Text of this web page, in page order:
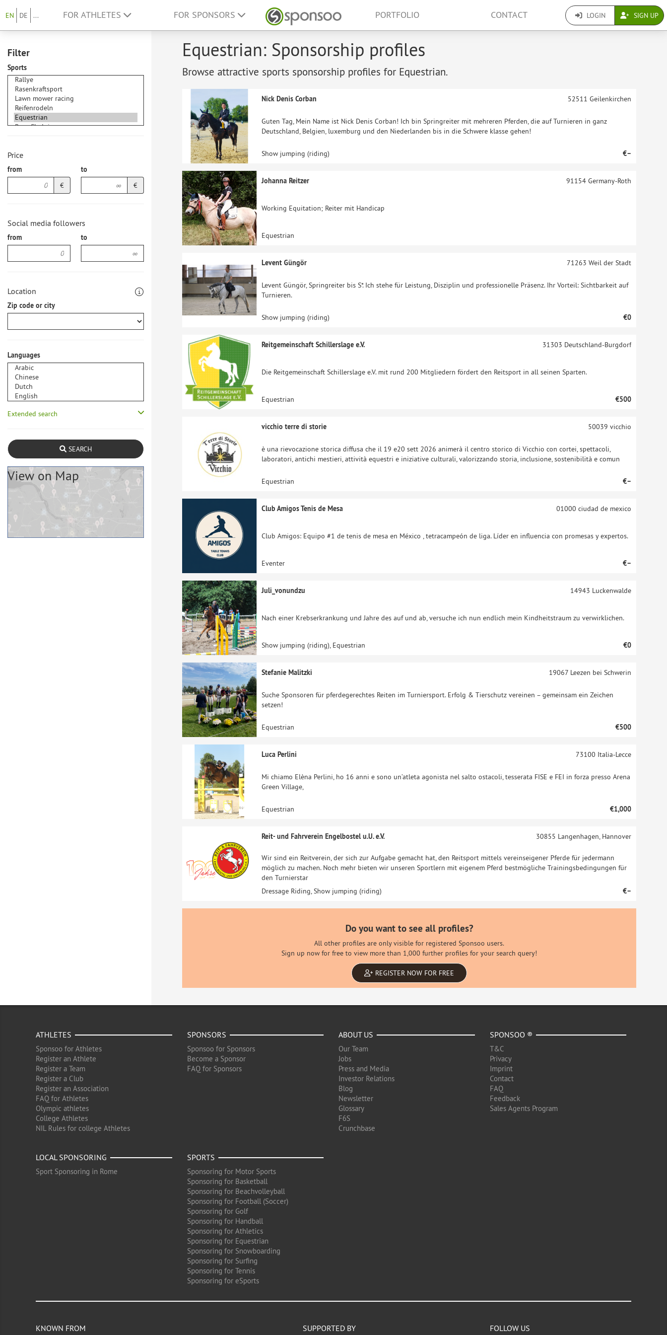
EN DE ... FOR ATHLETES FOR SPONSORS PORTFOLIO CONTACT LOGIN SIGN UP
Filter
Sports
Price
from
€
to
€
Social media followers
from to
Location
Zip code or city
Languages
Extended search
SEARCH
View on Map
Equestrian: Sponsorship profiles
Browse attractive sports sponsorship profiles for Equestrian.
Nick Denis Corban
Guten Tag, Mein Name ist Nick Denis Corban! Ich bin Springreiter mit mehreren Pferden, die auf Turnieren in ganz
Deutschland, Belgien, luxemburg und den Niederlanden bis in die Schwere klasse gehen!
52511 Geilenkirchen
Show jumping (riding) €–
Johanna Reitzer
Working Equitation; Reiter mit Handicap
91154Germany-Roth
Equestrian
Levent Güngör
Levent Güngör, Springreiter bis S*. Ich stehe für Leistung, Disziplin und professionelle Präsenz. Ihr Vorteil: Sichtbarkeit auf
Turnieren.
71263 Weil der Stadt
Show jumping (riding) €0
Reitgemeinschaft Schillerslage e.V.
Die Reitgemeinschaft Schillerslage e.V. mit rund 200 Mitgliedern fördert den Reitsport in all seinen Sparten.
31303 Deutschland-Burgdorf
Equestrian €500
vicchio terre di storie
è una rievocazione storica diffusa che il 19 e20 sett 2026 animerà il centro storico di Vicchio con cortei, spettacoli,
laboratori, antichi mestieri, attività equestri e iniziative culturali, valorizzando storia, inclusione, sostenibilità e comun
50039 vicchio
Equestrian €–
Club Amigos Tenis de Mesa
Club Amigos: Equipo #1 de tenis de mesa en México , tetracampeón de liga. Líder en influencia con promesas y expertos.
01000 ciudad de mexico
Eventer €–
Juli_vonundzu
Nach einer Krebserkrankung und Jahre des auf und ab, versuche ich nun endlich mein Kindheitstraum zu verwirklichen.
14943 Luckenwalde
Show jumping (riding), Equestrian €0
Stefanie Malitzki
Suche Sponsoren für pferdegerechtes Reiten im Turniersport. Erfolg & Tierschutz vereinen – gemeinsam ein Zeichen
setzen!
19067Leezen bei Schwerin
Equestrian €500
Luca Perlini
Mi chiamo Elèna Perlini, ho 16 anni e sono un’atleta agonista nel salto ostacoli, tesserata FISE e FEI in forza presso Arena
Green Village,
73100 Italia-Lecce
Equestrian €1,000
Reit- und Fahrverein Engelbostel u.U. e.V.
Wir sind ein Reitverein, der sich zur Aufgabe gemacht hat, den Reitsport mittels vereinseigener Pferde für jedermann
möglich zu machen. Noch mehr bieten wir unseren Sportlern mit eigenem Pferd bestmögliche Trainingsbedingungen für
den Turnierstar
30855 Langenhagen, Hannover
Dressage Riding, Show jumping (riding) €–
Do you want to see all profiles?
All other profiles are only visible for registered Sponsoo users.
Sign up now for free to view more than 1,000 further profiles for your search query!
REGISTER NOW FOR FREE
ATHLETES
Sponsoo for Athletes
Register an Athlete
Register a Team
Register a Club
Register an Association
FAQ for Athletes
Olympic athletes
College Athletes
NIL Rules for college Athletes
SPONSORS
Sponsoo for Sponsors
Become a Sponsor
FAQ for Sponsors
ABOUT US
Our Team
Jobs
Press and Media
Investor Relations
Blog
Newsletter
Glossary
F6S
Crunchbase
SPONSOO ®
T&C
Privacy
Imprint
Contact
FAQ
Feedback
Sales Agents Program
LOCAL SPONSORING
Sport Sponsoring in Rome
SPORTS
Sponsoring for Motor Sports
Sponsoring for Basketball
Sponsoring for Beachvolleyball
Sponsoring for Football (Soccer)
Sponsoring for Golf
Sponsoring for Handball
Sponsoring for Athletics
Sponsoring for Equestrian
Sponsoring for Snowboarding
Sponsoring for Surfing
Sponsoring for Tennis
Sponsoring for eSports
KNOWN FROM SUPPORTED BY FOLLOW US